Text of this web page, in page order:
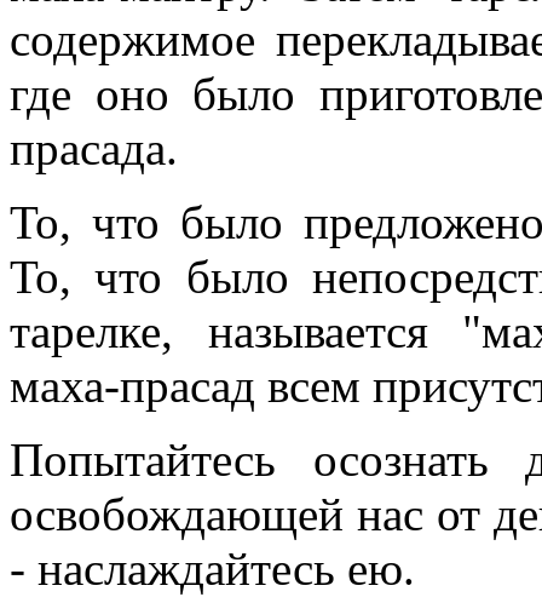
содержимое
где оно было
прасада.
То, что было
То, что было
тарелке, называется
маха-прасад всем
Попытайтесь осознать
освобождающей нас от
- наслаждайтесь ею.